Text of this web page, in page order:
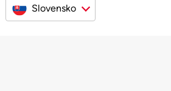
Slovensko